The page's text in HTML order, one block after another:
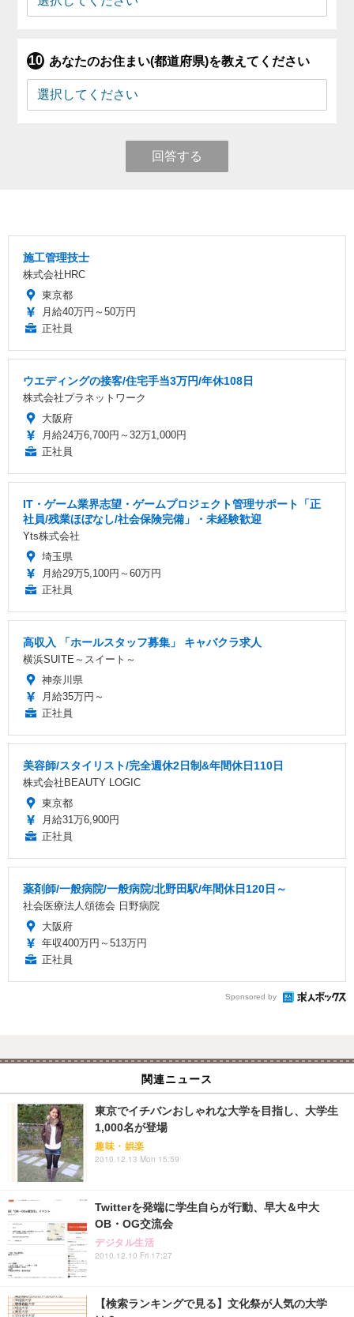
あなたのお住まい(都道府県)を教えてください
回答する
施工管理技士
株式会社HRC
東京都
月給40万円～50万円
正社員
ウエディングの接客/住宅手当3万円/年休108日
株式会社プラネットワーク
大阪府
月給24万6,700円～32万1,000円
正社員
IT・ゲーム業界志望・ゲームプロジェクト管理サポート「正
社員/残業ほぼなし/社会保険完備」・未経験歓迎
Yts株式会社
埼玉県
月給29万5,100円～60万円
正社員
高収入 「ホールスタッフ募集」 キャバクラ求人
横浜SUITE～スイート～
神奈川県
月給35万円～
正社員
美容師/スタイリスト/完全週休2日制&年間休日110日
株式会社BEAUTY LOGIC
東京都
月給31万6,900円
正社員
薬剤師/一般病院/一般病院/北野田駅/年間休日120日～
社会医療法人頌徳会 日野病院
大阪府
年収400万円～513万円
正社員
Sponsored by
関連ニュース
東京でイチバンおしゃれな大学を目指し、大学生
1,000名が登場
趣味・娯楽
2010.12.13 Mon 15:59
Twitterを発端に学生自らが行動、早大＆中大
OB・OG交流会
デジタル生活
2010.12.10 Fri 17:27
【検索ランキングで見る】文化祭が人気の大学